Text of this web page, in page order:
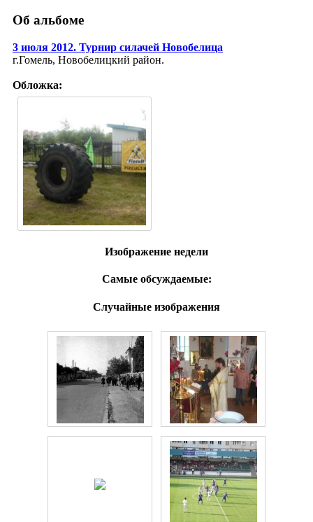
Об альбоме
3 июля 2012. Турнир силачей Новобелица
г.Гомель, Новобелицкий район.
Обложка:
Изображение недели
Самые обсуждаемые:
Случайные изображения